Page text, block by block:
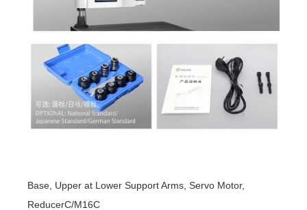
Base, Upper at Lower Support Arms, Servo Motor,
ReducerC/M16C